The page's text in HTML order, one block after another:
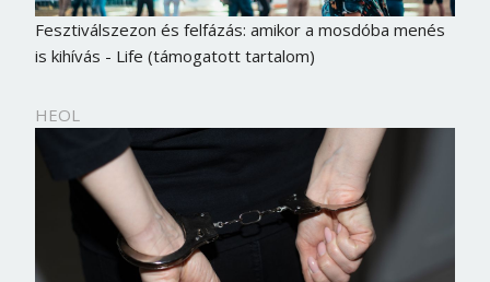
Fesztiválszezon és felfázás: amikor a mosdóba menés
is kihívás - Life (támogatott tartalom)
HEOL
Jelszó